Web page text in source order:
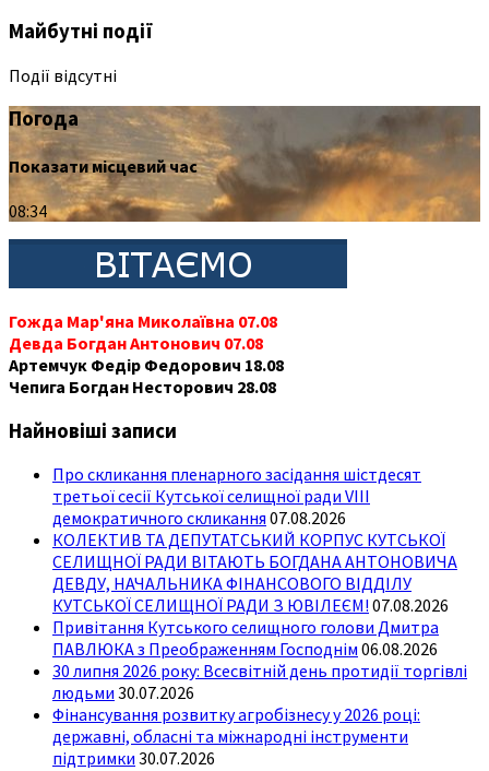
Майбутні події
Події відсутні
Погода
Показати місцевий час
08:34
Гожда Мар'яна Миколаївна 07.08
Девда Богдан Антонович 07.08
Артемчук Федір Федорович 18.08
Чепига Богдан Несторович 28.08
Найновіші записи
Про скликання пленарного засідання шістдесят
третьої сесії Кутської селищної ради VIII
демократичного скликання 07.08.2026
КОЛЕКТИВ ТА ДЕПУТАТСЬКИЙ КОРПУС КУТСЬКОЇ
СЕЛИЩНОЇ РАДИ ВІТАЮТЬ БОГДАНА АНТОНОВИЧА
ДЕВДУ, НАЧАЛЬНИКА ФІНАНСОВОГО ВІДДІЛУ
КУТСЬКОЇ СЕЛИЩНОЇ РАДИ З ЮВІЛЕЄМ! 07.08.2026
Привітання Кутського селищного голови Дмитра
ПАВЛЮКА з Преображенням Господнім 06.08.2026
30 липня 2026 року: Всесвітній день протидії торгівлі
людьми 30.07.2026
Фінансування розвитку агробізнесу у 2026 році:
державні, обласні та міжнародні інструменти
підтримки 30.07.2026